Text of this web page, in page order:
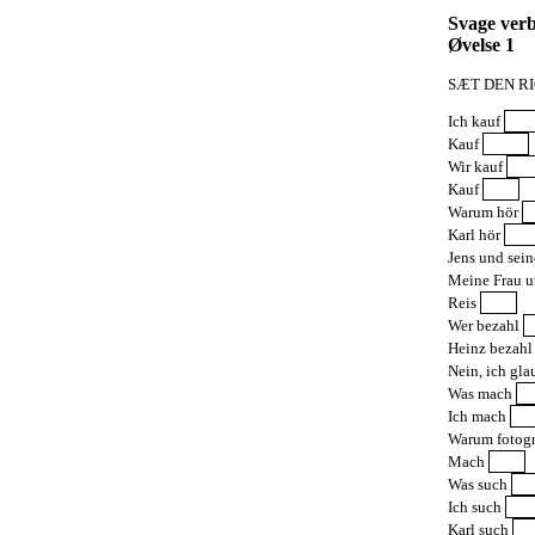
Svage
Øvelse 1
SÆT DEN
Ich kauf
Kauf
Wir kauf
Kauf
Warum hör
Karl hör
Jens und
Meine Frau
Reis
Wer bezahl
Heinz bezahl
Nein, ich
Was mach
Ich mach
Warum
Mach
Was such
Ich such
Karl such